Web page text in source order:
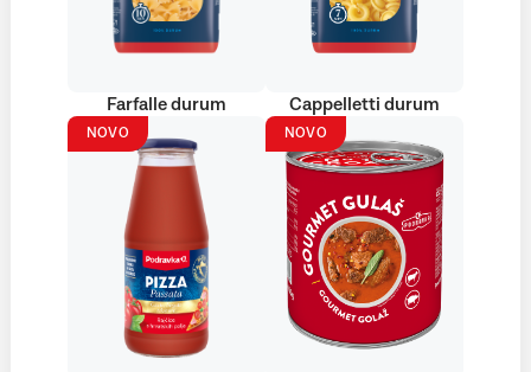
Farfalle durum Cappelletti durum
NOVO NOVO